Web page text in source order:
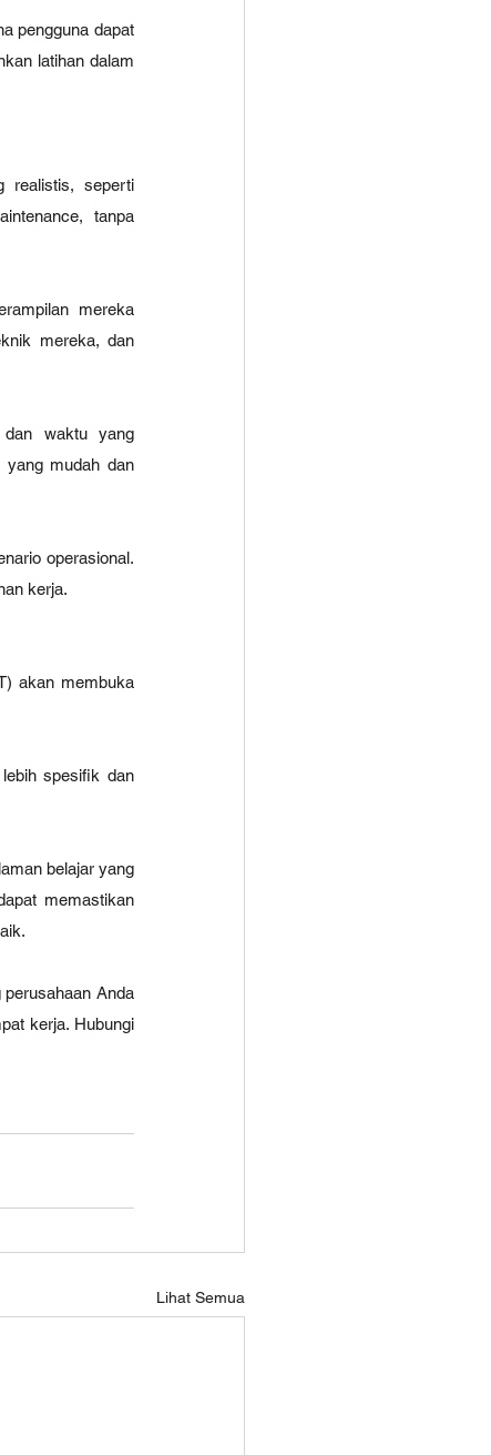
pengguna dapat
latihan dalam
realistis, seperti
tanpa
mereka
mereka, dan
dan waktu yang
yang mudah dan
operasional.
kerja.
akan membuka
spesifik dan
belajar yang
memastikan
Anda
kerja. Hubungi
Lihat Semua